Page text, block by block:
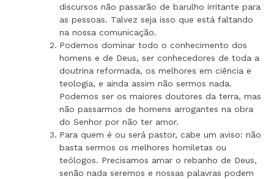
discursos não passarão de barulho irritante para
as pessoas. Talvez seja isso que está faltando
na nossa comunicação.
Podemos dominar todo o conhecimento dos
homens e de Deus, ser conhecedores de toda a
doutrina reformada, os melhores em ciência e
teologia, e ainda assim não sermos nada.
Podemos ser os maiores doutores da terra, mas
não passarmos de homens arrogantes na obra
do Senhor por não ter amor.
Para quem é ou será pastor, cabe um aviso: não
basta sermos os melhores homiletas ou
teólogos. Precisamos amar o rebanho de Deus,
senão nada seremos e nossas palavras podem